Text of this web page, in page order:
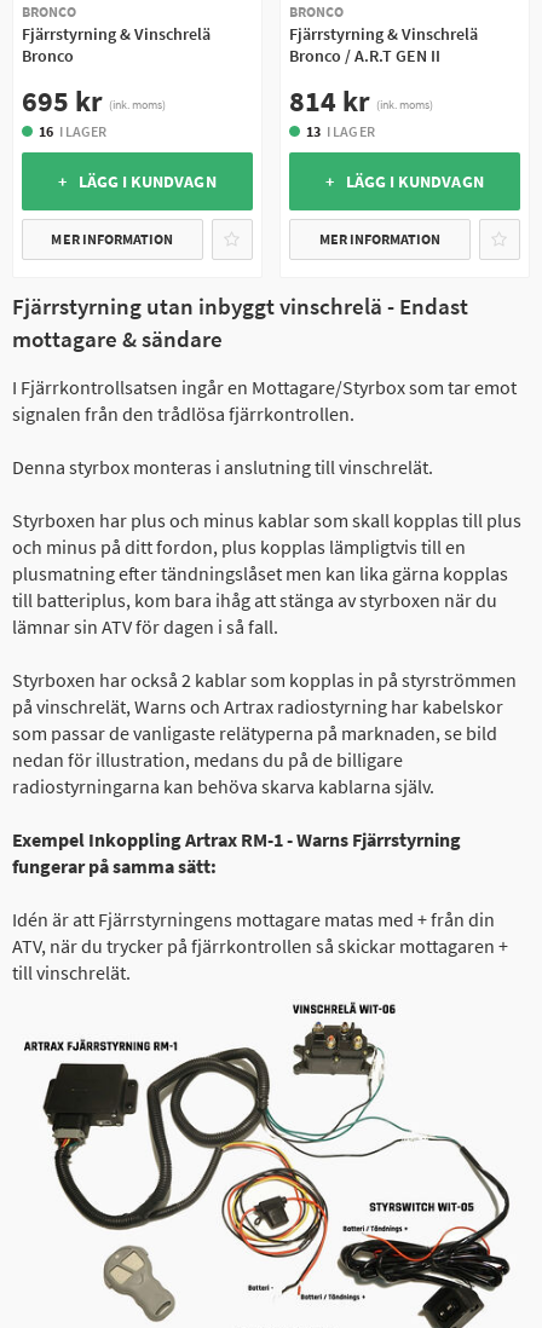
BRONCO
Fjärrstyrning & Vinschrelä
Bronco
695 kr (ink. moms)
16 I LAGER
+ LÄGG I KUNDVAGN
MER INFORMATION
BRONCO
Fjärrstyrning & Vinschrelä
Bronco / A.R.T GEN II
814 kr (ink. moms)
13 I LAGER
+ LÄGG I KUNDVAGN
MER INFORMATION
Fjärrstyrning utan inbyggt vinschrelä - Endast
mottagare & sändare
I Fjärrkontrollsatsen ingår en Mottagare/Styrbox som tar emot
signalen från den trådlösa fjärrkontrollen.
Denna styrbox monteras i anslutning till vinschrelät.
Styrboxen har plus och minus kablar som skall kopplas till plus
och minus på ditt fordon, plus kopplas lämpligtvis till en
plusmatning efter tändningslåset men kan lika gärna kopplas
till batteriplus, kom bara ihåg att stänga av styrboxen när du
lämnar sin ATV för dagen i så fall.
Styrboxen har också 2 kablar som kopplas in på styrströmmen
på vinschrelät, Warns och Artrax radiostyrning har kabelskor
som passar de vanligaste relätyperna på marknaden, se bild
nedan för illustration, medans du på de billigare
radiostyrningarna kan behöva skarva kablarna själv.
Exempel Inkoppling Artrax RM-1 - Warns Fjärrstyrning
fungerar på samma sätt:
Idén är att Fjärrstyrningens mottagare matas med + från din
ATV, när du trycker på fjärrkontrollen så skickar mottagaren +
till vinschrelät.